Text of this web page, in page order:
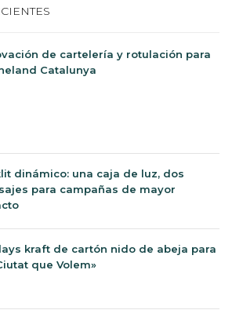
de cartelería y rotulación para
Catalunya
dinámico: una caja de luz, dos
para campañas de mayor
kraft de cartón nido de abeja para
que Volem»